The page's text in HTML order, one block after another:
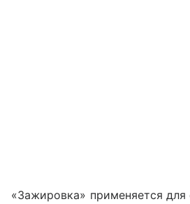
«Зажировка» применяется для